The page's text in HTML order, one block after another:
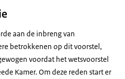
aan de inbreng van
betrokkenen op dit voorstel,
voordat het wetsvoorstel
Kamer. Om deze reden start er